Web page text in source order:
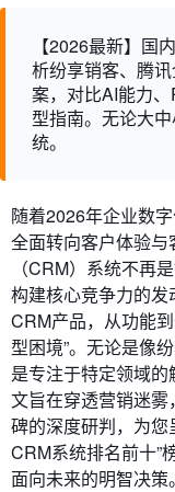
【2026最新】国
析纷享销客、腾
案，对比AI能力
型指南。无论大
统。
随着2026年企业数
全面转向客户体验
（CRM）系统不再
构建核心竞争力的
CRM产品，从功能
型困境”。无论是像
是专注于特定领域
文旨在穿透营销迷
碑的深度研判，为您
CRM系统排名前十”
面向未来的明智决策。